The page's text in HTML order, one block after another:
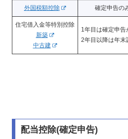
外国税額控除 確定申告の
住宅借入金等特別控除
新築
中古建
1年目は確定申告
2年目以降は年末
配当控除(確定申告)